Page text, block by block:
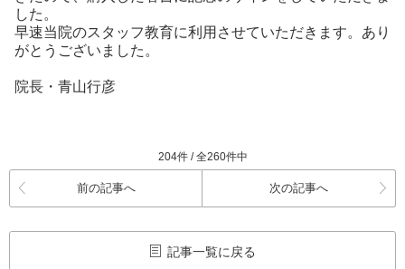
した。
早速当院のスタッフ教育に利用させていただきます。あり
がとうございました。
院長・青山行彦
204件 / 全260件中
前の記事へ 次の記事へ
記事一覧に戻る